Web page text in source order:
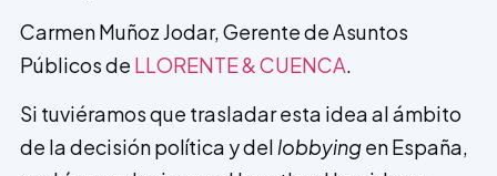
Carmen Muñoz Jodar, Gerente de Asuntos
Públicos de LLORENTE & CUENCA.
Si tuviéramos que trasladar esta idea al ámbito
de la decisión política y del lobbyingen España,